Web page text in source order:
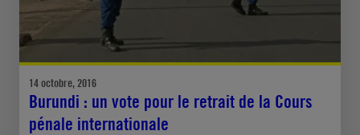
14 octobre, 2016
Burundi : un vote pour le retrait de la Cours
pénale internationale